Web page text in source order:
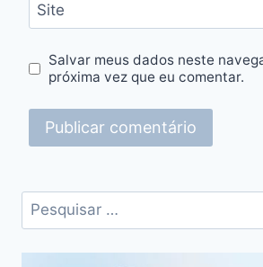
Site
Salvar meus dados neste
próxima vez que eu comentar.
Pesquisar
por: